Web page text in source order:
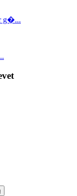
g�...